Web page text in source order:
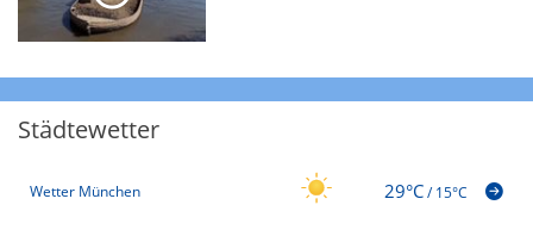
Städtewetter
Wetter München 29°C/15°C